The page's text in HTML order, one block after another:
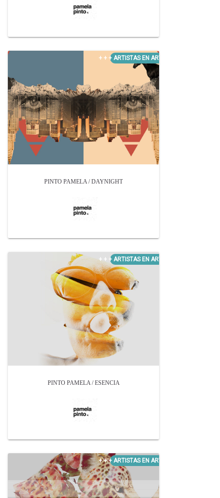
PINTO PAMELA / DAYNIGHT
PINTO PAMELA / ESENCIA